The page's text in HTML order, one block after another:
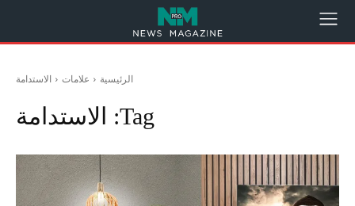
الرئيسية علامات الاستدامة
Tag: الاستدامة